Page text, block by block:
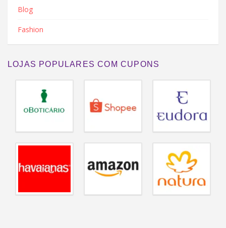
Blog
Fashion
LOJAS POPULARES COM CUPONS